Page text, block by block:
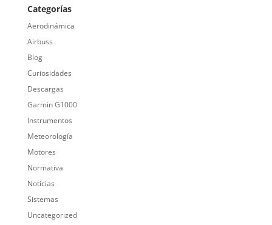
Categorías
Aerodinámica
Airbuss
Blog
Curiosidades
Descargas
Garmin G1000
Instrumentos
Meteorología
Motores
Normativa
Noticias
Sistemas
Uncategorized